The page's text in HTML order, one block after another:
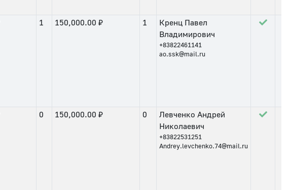
1 150,000.00 ₽ 1
Кренц Павел
Владимирович
+83822461141
ao.ssk@mail.ru
0 150,000.00 ₽ 0
Левченко Андрей
Николаевич
+83822531251
Andrey.levchenko.74@mail.ru